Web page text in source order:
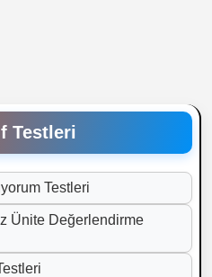
Testleri
Testleri
Ünite Değerlendirme